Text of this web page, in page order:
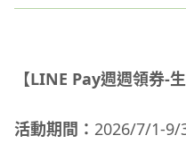
【LINE Pay週週領券-生
活動期間： 2026/7/1-9/